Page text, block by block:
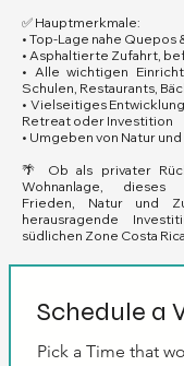
✅ Hauptmerkmale:
• Top-Lage nahe Quepos
• Asphaltierte Zufahrt,
• Alle wichtigen
Schulen, Restaurants,
• Vielseitiges
Retreat oder Investition
• Umgeben von Natur
🌴 Ob als privater
Wohnanlage, dieses
Frieden, Natur und
herausragende
südlichen Zone Costa
Schedule a
Pick a Time that